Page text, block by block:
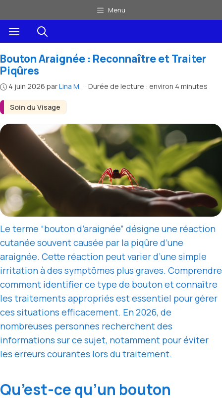
au
contenu
Menu
Menu
Soin du Visage
Bouton Araignée : Reconnaître et Traiter
Piqûres
4 juin 2026 parLina M. · Durée de lecture : environ 4 minutes
Le terme “bouton d’araignée” désigne une réaction
cutanée souvent causée par la piqûre d’une
araignée. Cette réaction peut varier d’une simple
irritation à des symptômes plus graves. Comprendre
comment identifier ce type de bouton et connaître
les traitements appropriés est essentiel pour gérer
ces situations efficacement. En 2026, de
nombreuses personnes recherchent des
informations sur ce sujet, notamment pour éviter
les erreurs courantes lors du traitement.
Qu’est-ce qu’un bouton